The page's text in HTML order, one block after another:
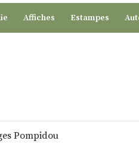
Affiches Estampes
Pompidou